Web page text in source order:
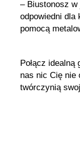
– Biustonosz
odpowiedni dla
pomocą
Połącz
nas nic Cię nie
twórczynią